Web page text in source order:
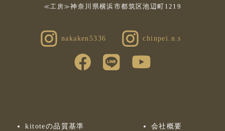
≪工房≫神奈川県横浜市都筑区池辺町1219
nakaken5336 chinpei.n.s
kitoteの品質基準 会社概要